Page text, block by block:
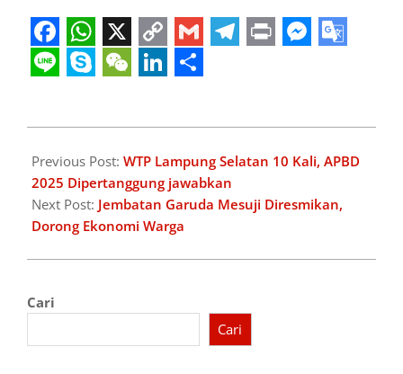
Facebook
WhatsApp
X Copy
Link
Gmail
06-
24
Previous Post: WTP Lampung Selatan 10 Kali, APBD
2025 Dipertanggung jawabkan
Next Post: Jembatan Garuda Mesuji Diresmikan,
Dorong Ekonomi Warga
Cari
Cari